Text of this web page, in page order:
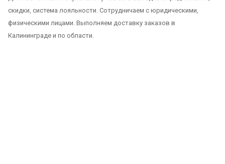
скидки, система лояльности. Сотрудничаем с юридическими,
физическими лицами. Выполняем доставку заказов в
Калининграде и по области.